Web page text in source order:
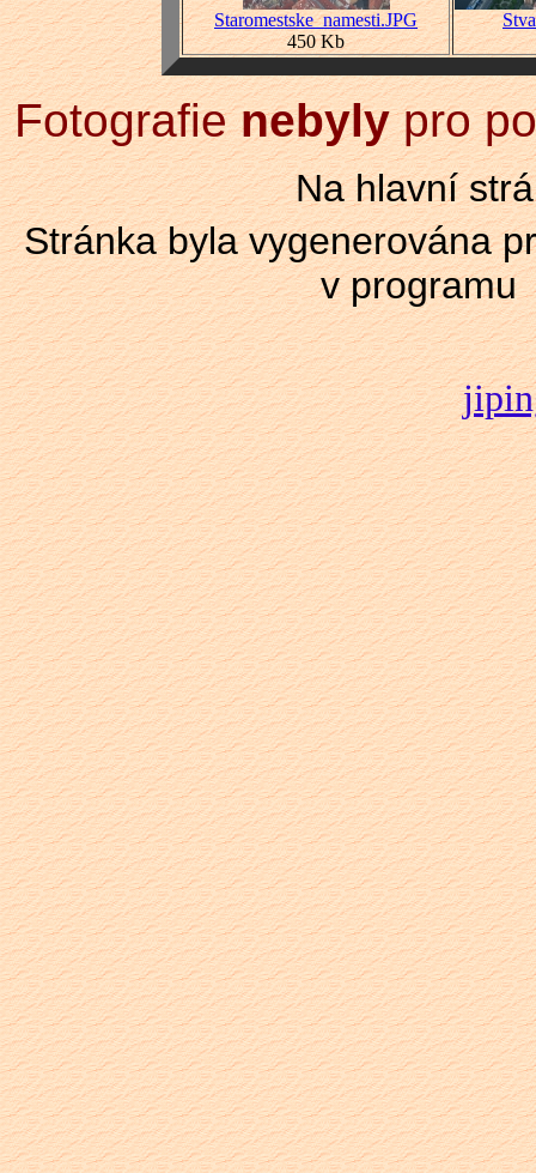
Staromestske_namesti.JPG
450 Kb
Fotografienebylypro
Na hlavní
Stránka byla vygenerována
v programu